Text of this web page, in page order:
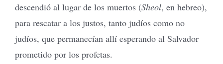
descendió al lugar de los muertos (Sheol, en hebreo),
para rescatar a los justos, tanto judíos como no
judíos, que permanecían allí esperando al Salvador
prometido por los profetas.